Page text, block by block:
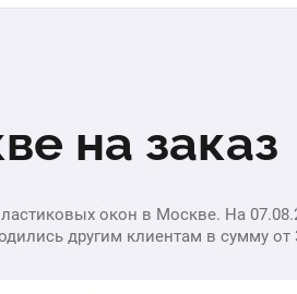
на заказ
окон в Москве. На
другим клиентам в сумму от